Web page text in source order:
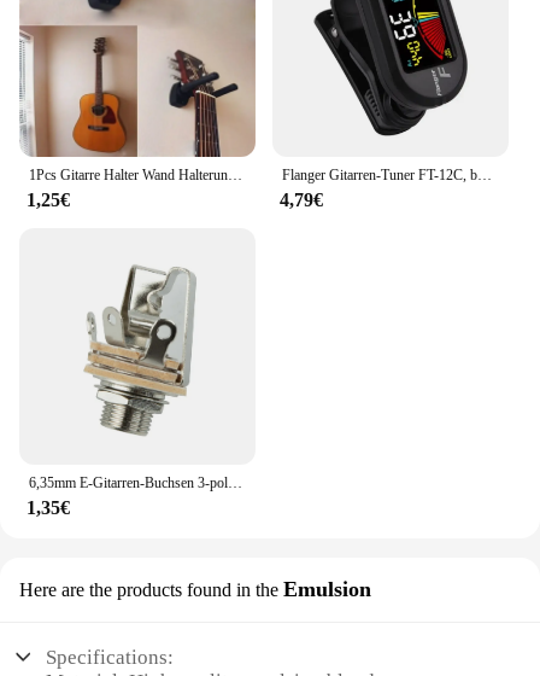
1Pcs Gitarre Halter Wand Halterung Ständer Teile und Zubehör Hause Instrument Display Gitarren Haken Wand Kleiderbügel Gitarre Picks
1,25€
Flanger Gitarren-Tuner FT-12C, bunter Bildschirm, chromatisches Stimmgerät mit Clip-Mount-Display-Tuner für Gitarre, Bass, Ukulele, Violine
4,79€
1,35€
Here are the products found in the Emulsion
Specifications: